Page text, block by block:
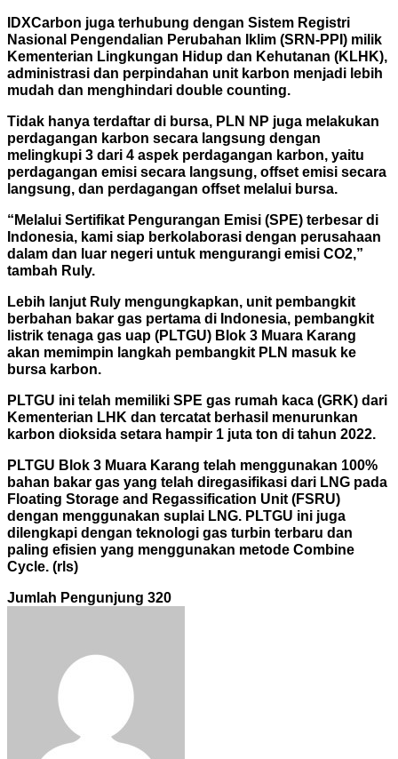
IDXCarbon juga terhubung dengan Sistem Registri
Nasional Pengendalian Perubahan Iklim (SRN-PPI) milik
Kementerian Lingkungan Hidup dan Kehutanan (KLHK),
administrasi dan perpindahan unit karbon menjadi lebih
mudah dan menghindari double counting.
Tidak hanya terdaftar di bursa, PLN NP juga melakukan
perdagangan karbon secara langsung dengan
melingkupi 3 dari 4 aspek perdagangan karbon, yaitu
perdagangan emisi secara langsung, offset emisi secara
langsung, dan perdagangan offset melalui bursa.
“Melalui Sertifikat Pengurangan Emisi (SPE) terbesar di
Indonesia, kami siap berkolaborasi dengan perusahaan
dalam dan luar negeri untuk mengurangi emisi CO2,”
tambah Ruly.
Lebih lanjut Ruly mengungkapkan, unit pembangkit
berbahan bakar gas pertama di Indonesia, pembangkit
listrik tenaga gas uap (PLTGU) Blok 3 Muara Karang
akan memimpin langkah pembangkit PLN masuk ke
bursa karbon.
PLTGU ini telah memiliki SPE gas rumah kaca (GRK) dari
Kementerian LHK dan tercatat berhasil menurunkan
karbon dioksida setara hampir 1 juta ton di tahun 2022.
PLTGU Blok 3 Muara Karang telah menggunakan 100%
bahan bakar gas yang telah diregasifikasi dari LNG pada
Floating Storage and Regassification Unit (FSRU)
dengan menggunakan suplai LNG. PLTGU ini juga
dilengkapi dengan teknologi gas turbin terbaru dan
paling efisien yang menggunakan metode Combine
Cycle. (rls)
Jumlah Pengunjung 320